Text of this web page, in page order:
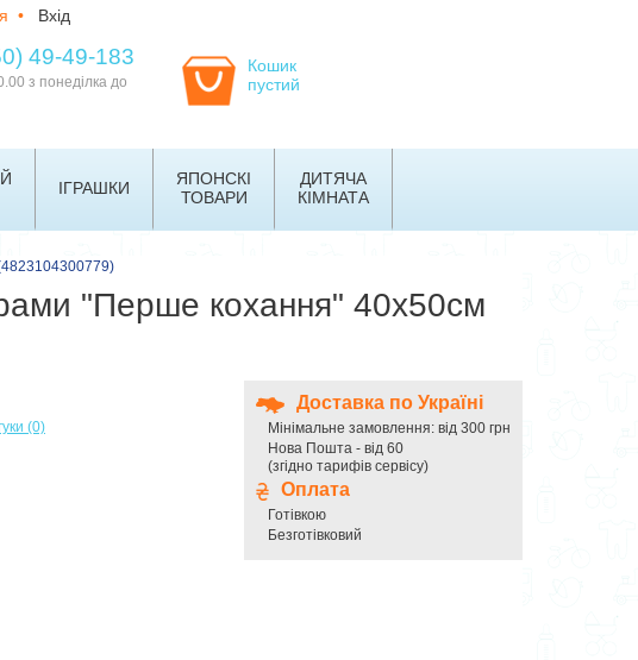
• Вхід
49-49-183
з понеділка до
Кошик
пустий
ІГРАШКИ
ЯПОНСКІ
ТОВАРИ
ДИТЯЧА
КІМНАТА
"Перше кохання" 40х50см
(0)
Доставка по Україні
Мінімальне замовлення: від 300 грн
Нова Пошта - від 60
(згідно тарифів сервісу)
Оплата
Готівкою
Безготівковий